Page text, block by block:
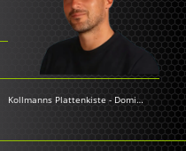
Kollmanns Plattenkiste - Dominik Kollmann